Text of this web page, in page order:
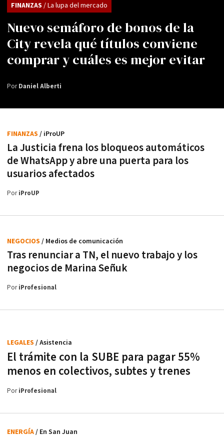
Nuevo semáforo de bonos de la
City revela qué títulos conviene
comprar y cuáles es mejor evitar
FINANZAS / La lupa del mercado
PorDaniel Alberti
La Justicia frena los bloqueos automáticos
de WhatsApp y abre una puerta para los
usuarios afectados
FINANZAS / iProUP
PoriProUP
Tras renunciar a TN, el nuevo trabajo y los
negocios de Marina Señuk
NEGOCIOS / Medios de comunicación
PoriProfesional
El trámite con la SUBE para pagar 55%
menos en colectivos, subtes y trenes
LEGALES / Asistencia
PoriProfesional
ENERGÍA/ En San Juan